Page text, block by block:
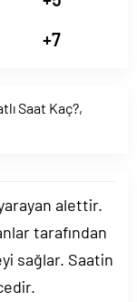
+7
Saat Kaç?,
alettir.
tarafından
sağlar. Saatin